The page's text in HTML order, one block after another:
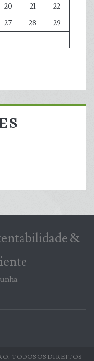
20 21
22
27 28
29
&
TODOS OS DIREITOS